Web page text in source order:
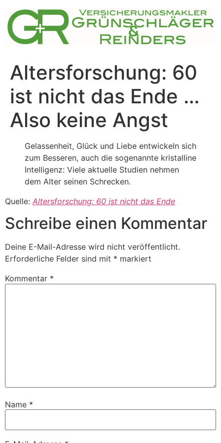
Inhalt
springen
Altersforschung: 60
ist nicht das Ende …
Also keine Angst
Gelassenheit, Glück und Liebe entwickeln sich
zum Besseren, auch die sogenannte kristalline
Intelligenz: Viele aktuelle Studien nehmen
dem Alter seinen Schrecken.
Quelle: Altersforschung: 60 ist nicht das Ende
Schreibe einen Kommentar
Deine E-Mail-Adresse wird nicht veröffentlicht.
Erforderliche Felder sind mit * markiert
Kommentar *
Name *